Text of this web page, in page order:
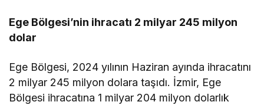
Ege Bölgesi’nin ihracatı 2 milyar 245 milyon
dolar
Ege Bölgesi, 2024 yılının Haziran ayında ihracatını
2 milyar 245 milyon dolara taşıdı. İzmir, Ege
Bölgesi ihracatına 1 milyar 204 milyon dolarlık